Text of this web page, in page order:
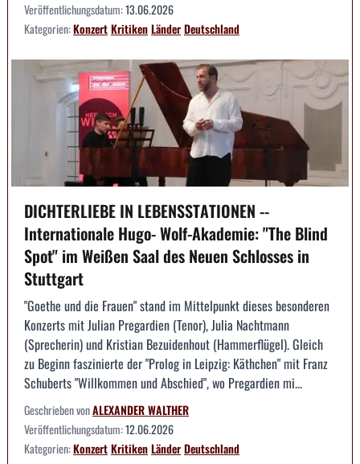
Veröffentlichungsdatum:13.06.2026
Kategorien:KonzertKritikenLänderDeutschland
DICHTERLIEBE IN LEBENSSTATIONEN --
Internationale Hugo- Wolf-Akademie: "The Blind
Spot" im Weißen Saal des Neuen Schlosses in
Stuttgart
"Goethe und die Frauen" stand im Mittelpunkt dieses besonderen
Konzerts mit Julian Pregardien (Tenor), Julia Nachtmann
(Sprecherin) und Kristian Bezuidenhout (Hammerflügel). Gleich
zu Beginn faszinierte der "Prolog in Leipzig: Käthchen" mit Franz
Schuberts "Willkommen und Abschied", wo Pregardien mi...
Geschrieben vonALEXANDER WALTHER
Veröffentlichungsdatum:12.06.2026
Kategorien:KonzertKritikenLänderDeutschland